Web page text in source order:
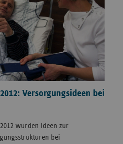
Versorgungsideen bei
wurden Ideen zur
bei